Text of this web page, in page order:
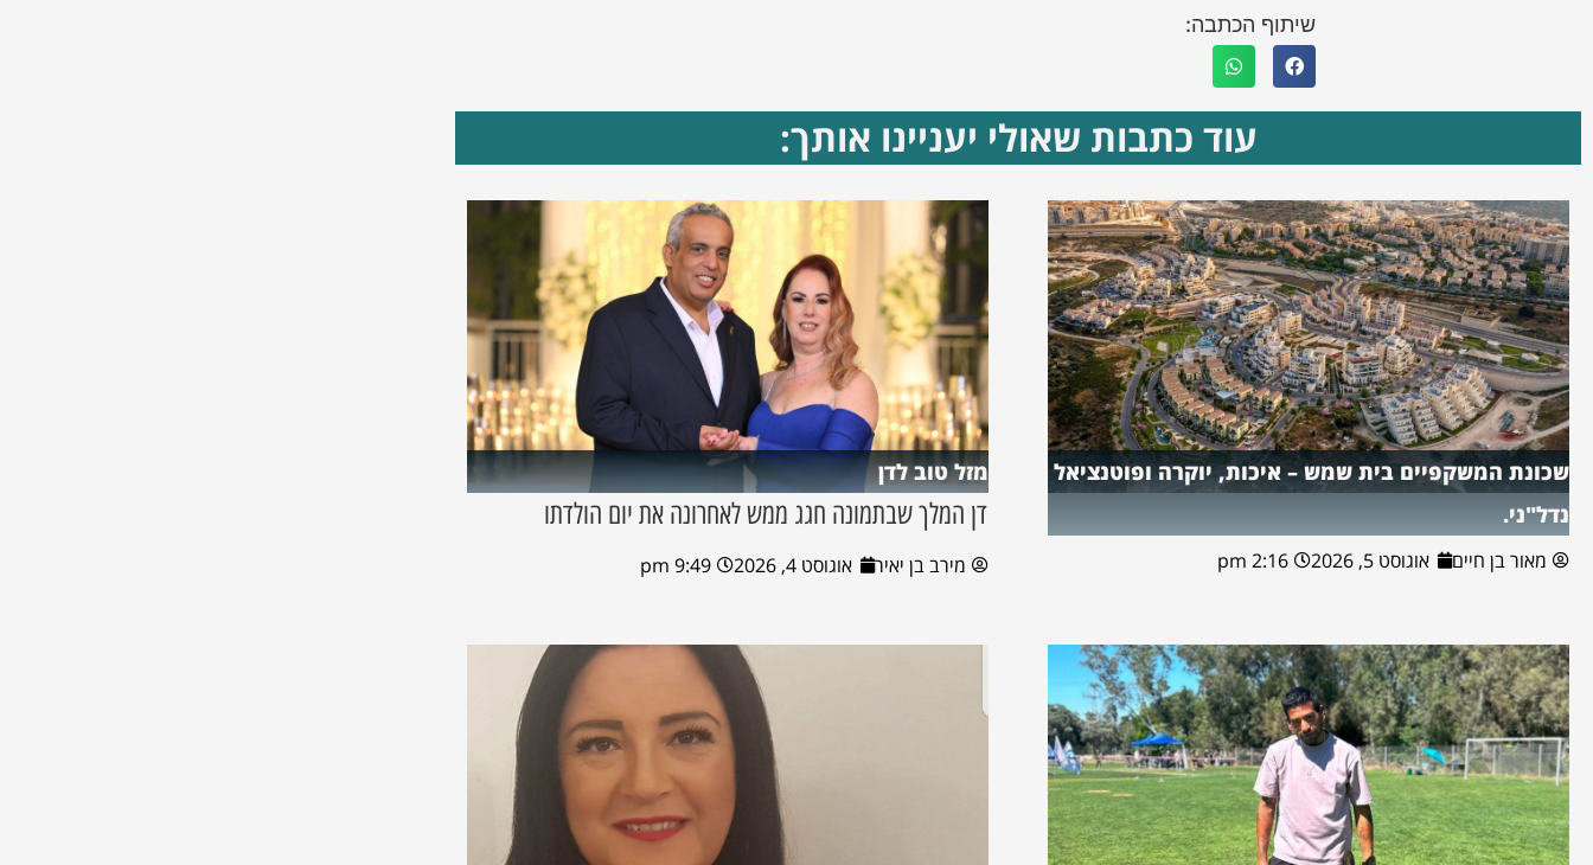
שיתוף הכתבה:
עוד כתבות שאולי יעניינו אותך:
שכונת המשקפיים בית שמש – איכות, יוקרה ופוטנציאל
נדל"ני.
מאור בן חיים אוגוסט 5, 2026 2:16 pm
מזל טוב לדן
דן המלך שבתמונה חגג ממש לאחרונה את יום הולדתו
מירב בן יאיר אוגוסט 4, 2026 9:49 pm